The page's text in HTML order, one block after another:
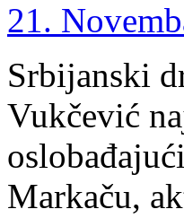
21.
Srbijanski
Vukčević
Markaču,